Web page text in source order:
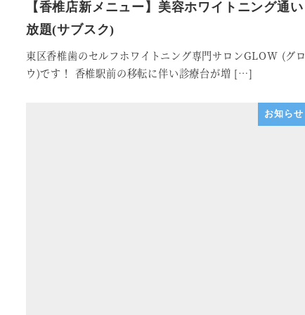
【香椎店新メニュー】美容ホワイトニング通い
放題(サブスク)
東区香椎歯のセルフホワイトニング専門サロンGLOW (グロ
ウ)です！ 香椎駅前の移転に伴い診療台が増 […]
お知らせ